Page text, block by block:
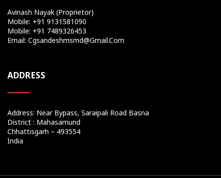
Avinash Nayak (Proprietor)
Mobile: +91 9131581090
Mobile: +91 7489326453
Email: Cgsandeshmsmd@gmail.com
ADDRESS
Address: Near Bypass, Saraipali Road Basna
District : Mahasamund
Chhattisgarh – 493554
India